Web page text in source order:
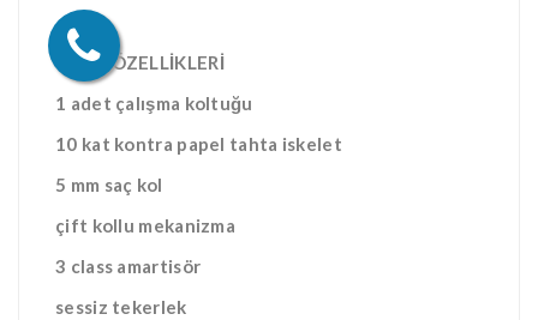
ÜRÜN ÖZELLİKLERİ
1 adet çalışma koltuğu
10 kat kontra papel tahta iskelet
5 mm saç kol
çift kollu mekanizma
3 class amartisör
sessiz tekerlek